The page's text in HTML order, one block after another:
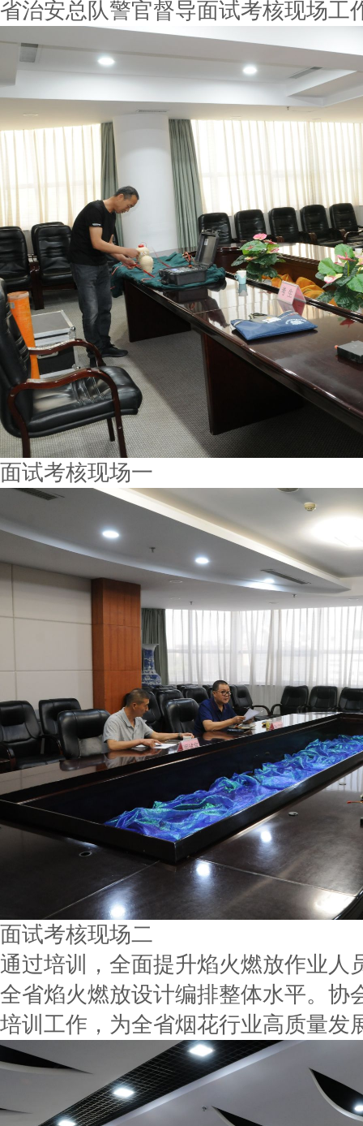
省治安总队警官督导面试考核现场工
面试考核现场一
面试考核现场二
通过培训，全面提升焰火燃放作业人
全省焰火燃放设计编排整体水平。协
培训工作，为全省烟花行业高质量发